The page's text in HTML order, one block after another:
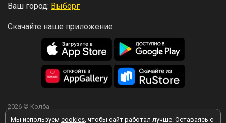
Мы используем cookies, чтобы сайт работал лучше. Оставаясь с
Ваш город: Выборг
Скачайте наше приложение
2026 © Колба